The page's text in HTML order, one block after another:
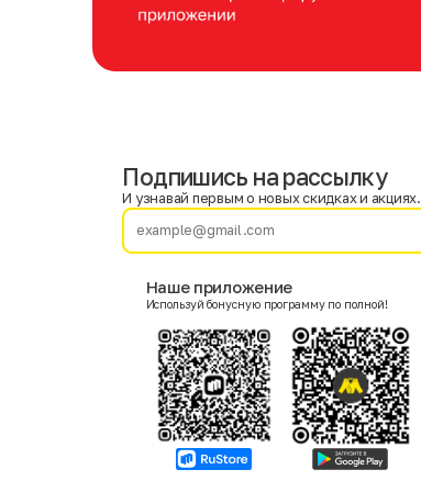
Фамилия
Женский
Согласие на получение чеков по электронной почте
Подпишись на рассылку
И узнавай первым о новых скидках и акциях.
Наше приложение
Используй бонусную программу по полной!